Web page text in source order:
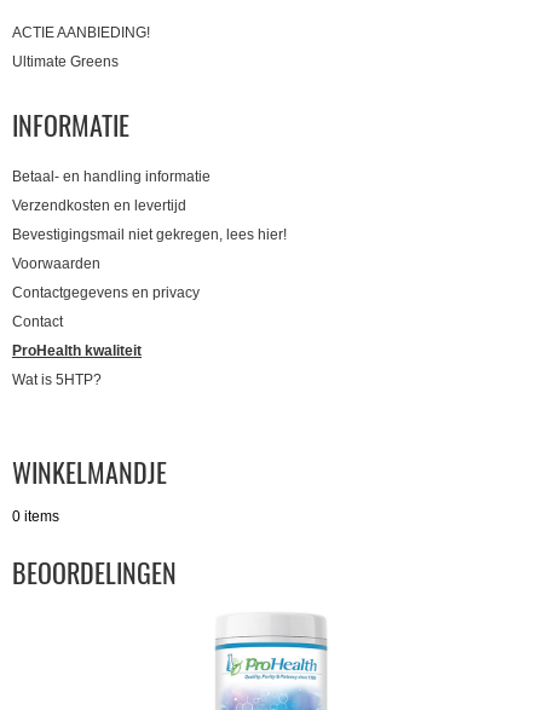
ACTIE AANBIEDING!
Ultimate Greens
INFORMATIE
Betaal- en handling informatie
Verzendkosten en levertijd
Bevestigingsmail niet gekregen, lees hier!
Voorwaarden
Contactgegevens en privacy
Contact
ProHealth kwaliteit
Wat is 5HTP?
WINKELMANDJE
0 items
BEOORDELINGEN